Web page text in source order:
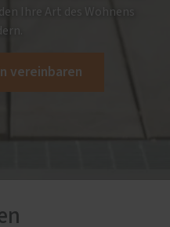
Ihre Art des Wohnens
vereinbaren